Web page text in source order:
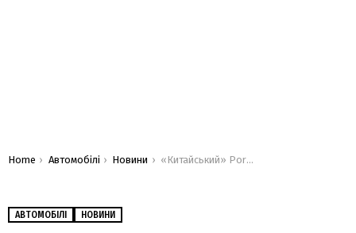
You are here:
Home Автомобілі Новини «Китайський» Porsche став ближчим до «серії»: ходовий прототип ORA Lightning Cat потрапив в об’єктиви фотокамер
АВТОМОБІЛІ НОВИНИ